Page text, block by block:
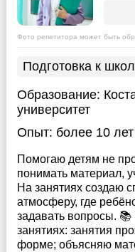
Фото репетитора может быть
Подготовка к
Образование:
университет
Опыт: более 10 лет
Помогаю детям не
понимать материал,
На занятиях создаю
атмосферу, где
задавать вопросы.
занятиях: занятия
форме; объясняю